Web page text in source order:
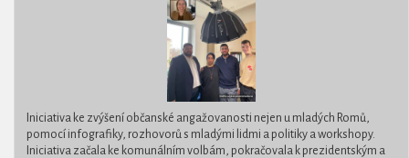
Iniciativa ke zvýšení občanské angažovanosti nejen u mladých Romů,
pomocí infografiky, rozhovorů s mladými lidmi a politiky a workshopy.
Iniciativa začala ke komunálním volbám, pokračovala k prezidentským a